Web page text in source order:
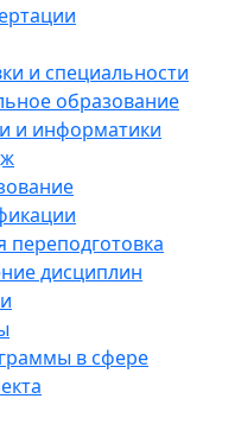
и специальности
образование
и информатики
дисциплин
в сфере